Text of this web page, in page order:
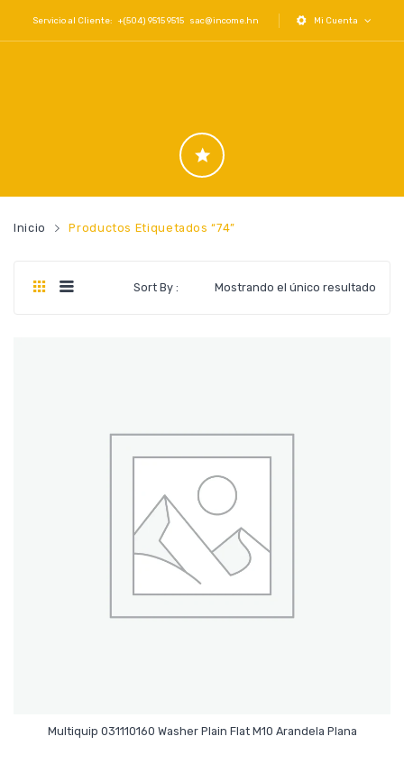
Servicio al Cliente: +(504) 9515 9515 sac@income.hn Mi Cuenta
Inicio Productos Etiquetados “74”
Mostrando el único resultado
Sort By :
Multiquip 031110160 Washer Plain Flat M10 Arandela Plana